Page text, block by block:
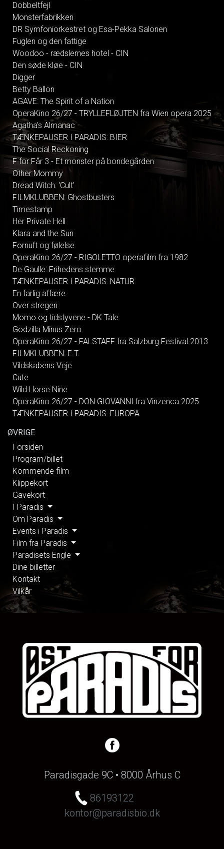
Dobbeltfejl
Monsterfabrikken
DR Symfoniorkestret og Esa-Pekka Salonen
Fuglen og den fattige
Woodoo - rædslernes hotel - CIN
Den søde kløe - CIN
Digger
Betty Ballon
AGAVE: The Spirit of a Nation
OperaKino 26/27 - TRYLLEFLØJTEN fra Wien opera 2025
Agatha's Almanac
TÆNKEPAUSER I PARADIS: BIER
The Social Reckoning
F for Får 3 - Et monster på bondegården
Other Mommy
Dread Witch: 'Cult'
FILMKLUBBEN: Ghostbusters
Timestamp
Her Private Hell
Klara and the Sun
Fornuft og følelse
OperaKino 26/27 - RIGOLETTO operafilm fra 1982
De Gaulle: Frihedens stemme
TÆNKEPAUSER I PARADIS: NATUR
En farlig affære
Over stregen
Momo og tidstyvene - DK Tale
Godzilla Minus Zero
OperaKino 26/27 - FALSTAFF fra Salzburg Festival 2013
FILMKLUBBEN: E.T.
Vildskabens Veje
Cute
Wild Horse Nine
OperaKino 26/27 - DON GIOVANNI fra Vinzenca 2025
TÆNKEPAUSER I PARADIS: EUROPA
ØVRIGE
Forsiden
Program/billet
Kommende film
Klippekort
Gavekort
I Paradis
Om Paradis
Events i Paradis
Film fra Paradis
Paradisets Engle
Dine billetter
Kontakt
Vilkår
Paradisgade 9C • 8000 Århus C
86193122
kontor@paradisbio.dk